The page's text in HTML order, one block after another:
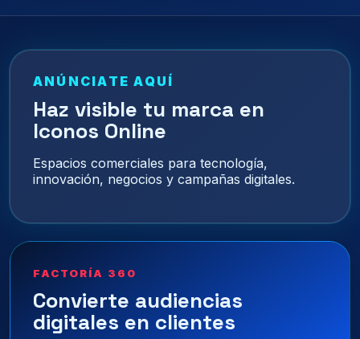
ANÚNCIATE AQUÍ
Haz visible tu marca en
Iconos Online
Espacios comerciales para tecnología,
innovación, negocios y campañas digitales.
FACTORÍA 360
Convierte audiencias
digitales en clientes